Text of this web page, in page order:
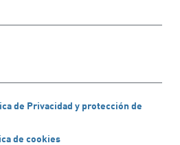
de Privacidad y protección de
de cookies